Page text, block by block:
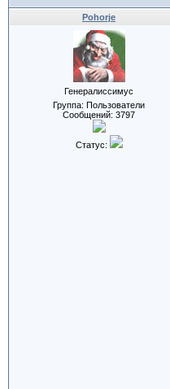
Pohorje
Генералиссимус
Группа: Пользователи
Сообщений: 3797
Статус: